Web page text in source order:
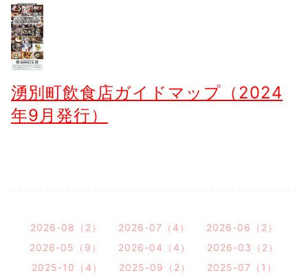
湧別町飲食店ガイドマップ（2024
年9月発行）
2026-08（2） 2026-07（4）
2026-06（2）
2026-05（9）
2026-04（4）
2026-03（2）
2025-10（4）
2025-09（2）
2025-07（1）